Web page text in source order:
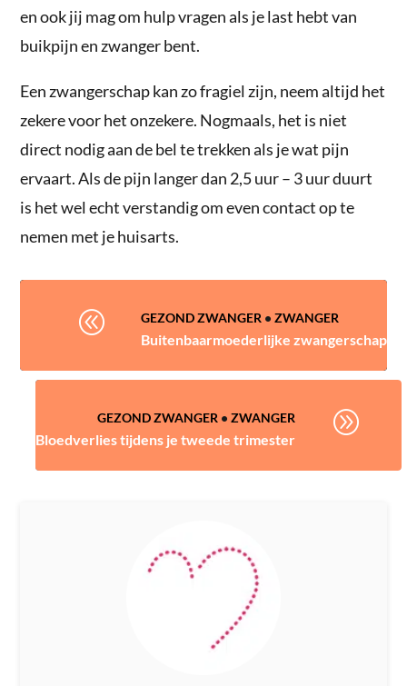
en ook jij mag om hulp vragen als je last hebt van
buikpijn en zwanger bent.
Een zwangerschap kan zo fragiel zijn, neem altijd het
zekere voor het onzekere. Nogmaals, het is niet
direct nodig aan de bel te trekken als je wat pijn
ervaart. Als de pijn langer dan 2,5 uur – 3 uur duurt
is het wel echt verstandig om even contact op te
nemen met je huisarts.
@ GEZOND ZWANGER • ZWANGER
Buitenbaarmoederlijke zwangerschap
GEZOND ZWANGER • ZWANGER
Bloedverlies tijdens je tweede trimester
A